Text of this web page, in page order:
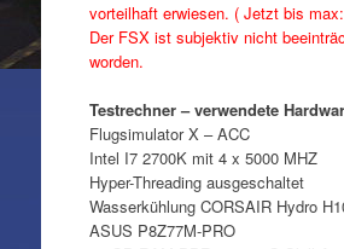
vorteilhaft erwiesen. ( Jetzt bis
Der FSX ist subjektiv nicht
worden.
Testrechner – verwendete
Flugsimulator X – ACC
Intel I7 2700K mit 4 x 5000 MHZ
Hyper-Threading ausgeschaltet
Wasserkühlung CORSAIR Hydro
ASUS P8Z77M-PRO